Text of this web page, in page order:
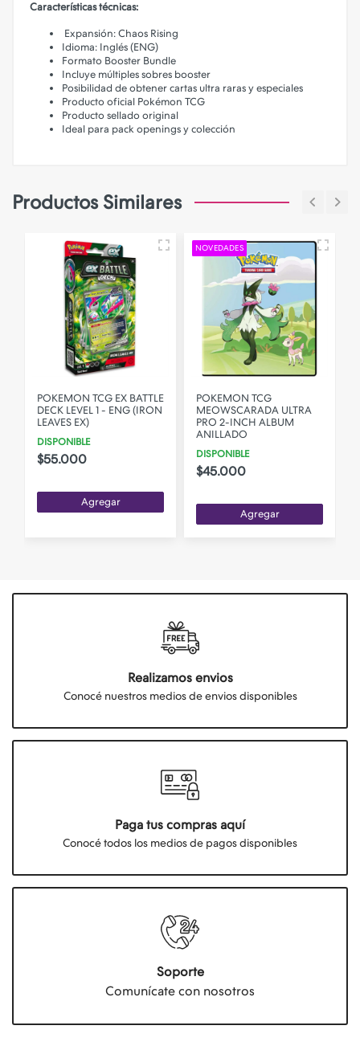
Características técnicas:
Expansión: Chaos Rising
Idioma: Inglés (ENG)
Formato Booster Bundle
Incluye múltiples sobres booster
Posibilidad de obtener cartas ultra raras y especiales
Producto oficial Pokémon TCG
Producto sellado original
Ideal para pack openings y colección
Productos Similares
POKEMON TCG EX BATTLE
DECK LEVEL 1 - ENG (IRON
LEAVES EX)
DISPONIBLE
$55.000
Agregar
NOVEDADES
POKEMON TCG
MEOWSCARADA ULTRA
PRO 2-INCH ALBUM
ANILLADO
DISPONIBLE
$45.000
Agregar
Realizamos envios
Conocé nuestros medios de envios disponibles
Paga tus compras aquí
Conocé todos los medios de pagos disponibles
Soporte
Comunícate con nosotros